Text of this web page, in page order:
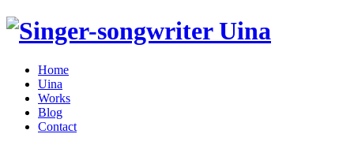
Home
Uina
Works
Blog
Contact